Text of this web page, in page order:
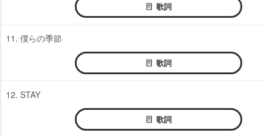
歌詞
11. 僕らの季節
歌詞
12. STAY
歌詞